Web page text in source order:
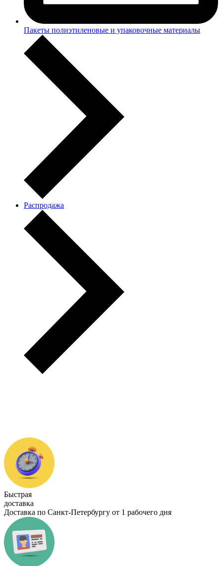
Пакеты полиэтиленовые и упаковочные материалы
Распродажа
Быстрая
доставка
Доставка по Санкт-Петербургу от 1 рабочего дня